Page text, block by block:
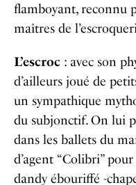
flamboyant, reconnu
maîtres de
L’escroc : avec son
d’ailleurs joué de
un sympathique
du subjonctif. On lui
dans les ballets du
d’agent “Colibri”
dandy ébouriffé -